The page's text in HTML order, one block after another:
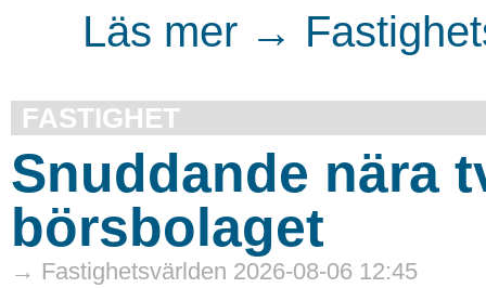
Läs mer →
FASTIGHET
Snuddande nära
börsbolaget
→ Fastighetsvärlden 2026-08-06 12:45